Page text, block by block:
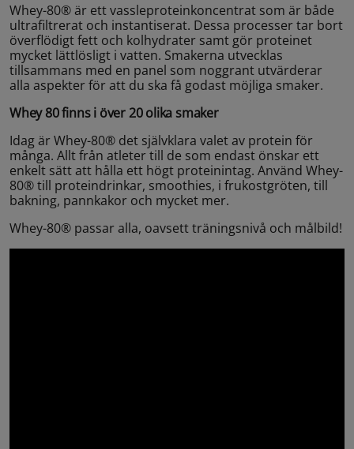
Whey-80® är ett vassleproteinkoncentrat som är både
ultrafiltrerat och instantiserat. Dessa processer tar bort
överflödigt fett och kolhydrater samt gör proteinet
mycket lättlösligt i vatten. Smakerna utvecklas
tillsammans med en panel som noggrant utvärderar
alla aspekter för att du ska få godast möjliga smaker.
Whey 80 finns i över 20 olika smaker
Idag är Whey-80® det självklara valet av protein för
många. Allt från atleter till de som endast önskar ett
enkelt sätt att hålla ett högt proteinintag. Använd Whey-
80® till proteindrinkar, smoothies, i frukostgröten, till
bakning, pannkakor och mycket mer.
Whey-80® passar alla, oavsett träningsnivå och målbild!